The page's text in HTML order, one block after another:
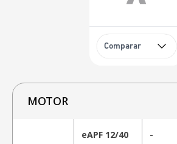
Comparar
MOTOR
eAPF 12/40 -